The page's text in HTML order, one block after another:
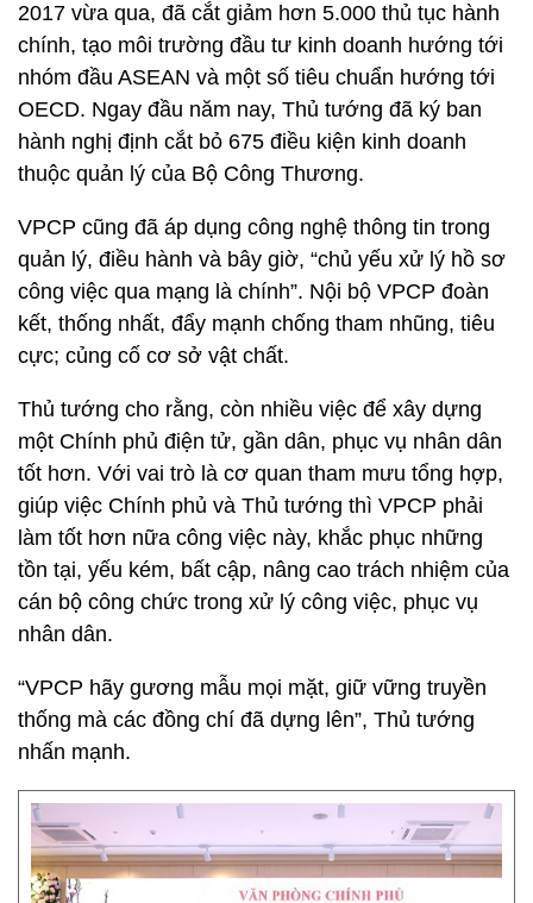
2017 vừa qua, đã cắt giảm hơn 5.000 thủ tục hành
chính, tạo môi trường đầu tư kinh doanh hướng tới
nhóm đầu ASEAN và một số tiêu chuẩn hướng tới
OECD. Ngay đầu năm nay, Thủ tướng đã ký ban
hành nghị định cắt bỏ 675 điều kiện kinh doanh
thuộc quản lý của Bộ Công Thương.
VPCP cũng đã áp dụng công nghệ thông tin trong
quản lý, điều hành và bây giờ, “chủ yếu xử lý hồ sơ
công việc qua mạng là chính”. Nội bộ VPCP đoàn
kết, thống nhất, đẩy mạnh chống tham nhũng, tiêu
cực; củng cố cơ sở vật chất.
Thủ tướng cho rằng, còn nhiều việc để xây dựng
một Chính phủ điện tử, gần dân, phục vụ nhân dân
tốt hơn. Với vai trò là cơ quan tham mưu tổng hợp,
giúp việc Chính phủ và Thủ tướng thì VPCP phải
làm tốt hơn nữa công việc này, khắc phục những
tồn tại, yếu kém, bất cập, nâng cao trách nhiệm của
cán bộ công chức trong xử lý công việc, phục vụ
nhân dân.
“VPCP hãy gương mẫu mọi mặt, giữ vững truyền
thống mà các đồng chí đã dựng lên”, Thủ tướng
nhấn mạnh.